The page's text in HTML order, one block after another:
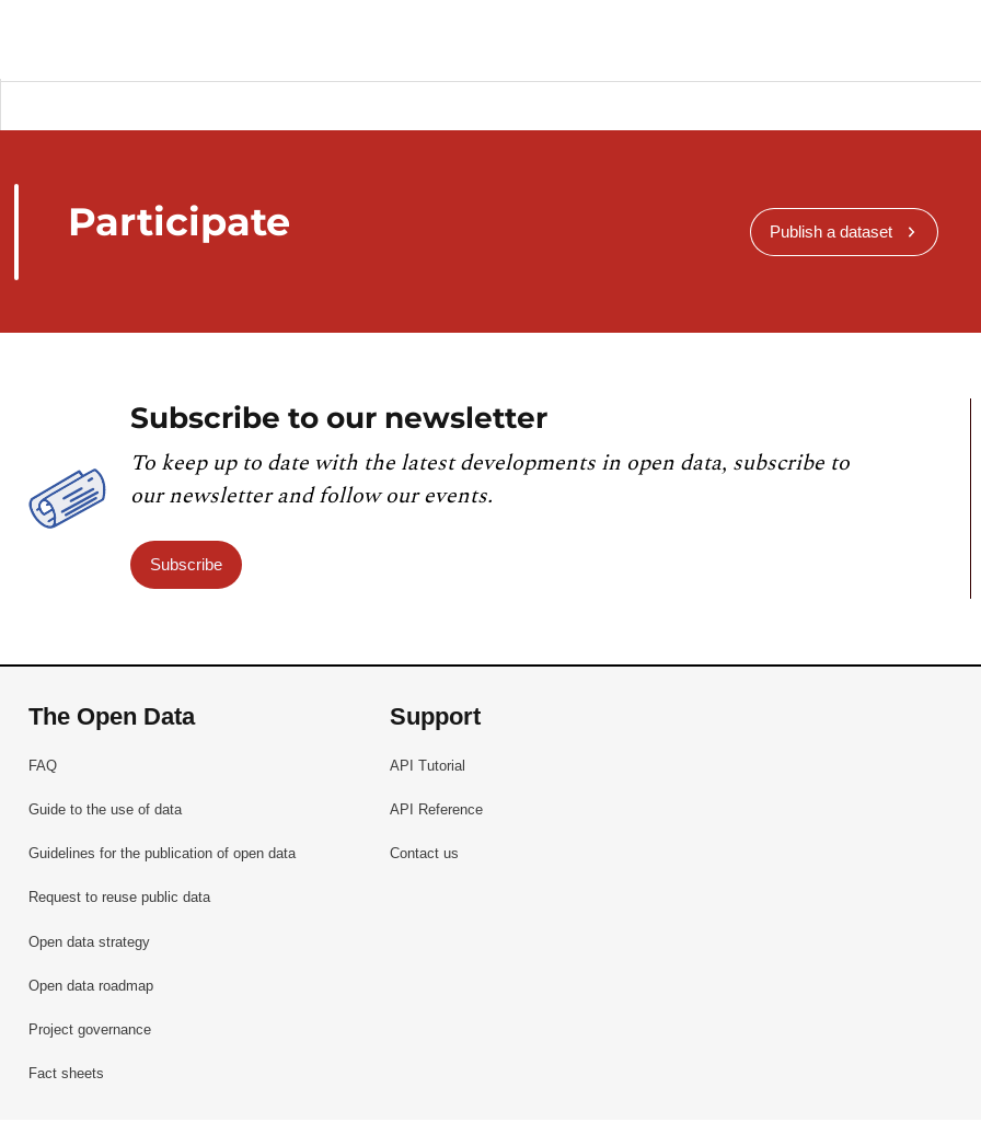
Participate Publish a dataset
Subscribe to our newsletter
To keep up to date with the latest developments in open data, subscribe to
our newsletter and follow our events.
Subscribe
The Open Data
FAQ
Guide to the use of data
Guidelines for the publication of open data
Request to reuse public data
Open data strategy
Open data roadmap
Project governance
Fact sheets
Support
API Tutorial
API Reference
Contact us